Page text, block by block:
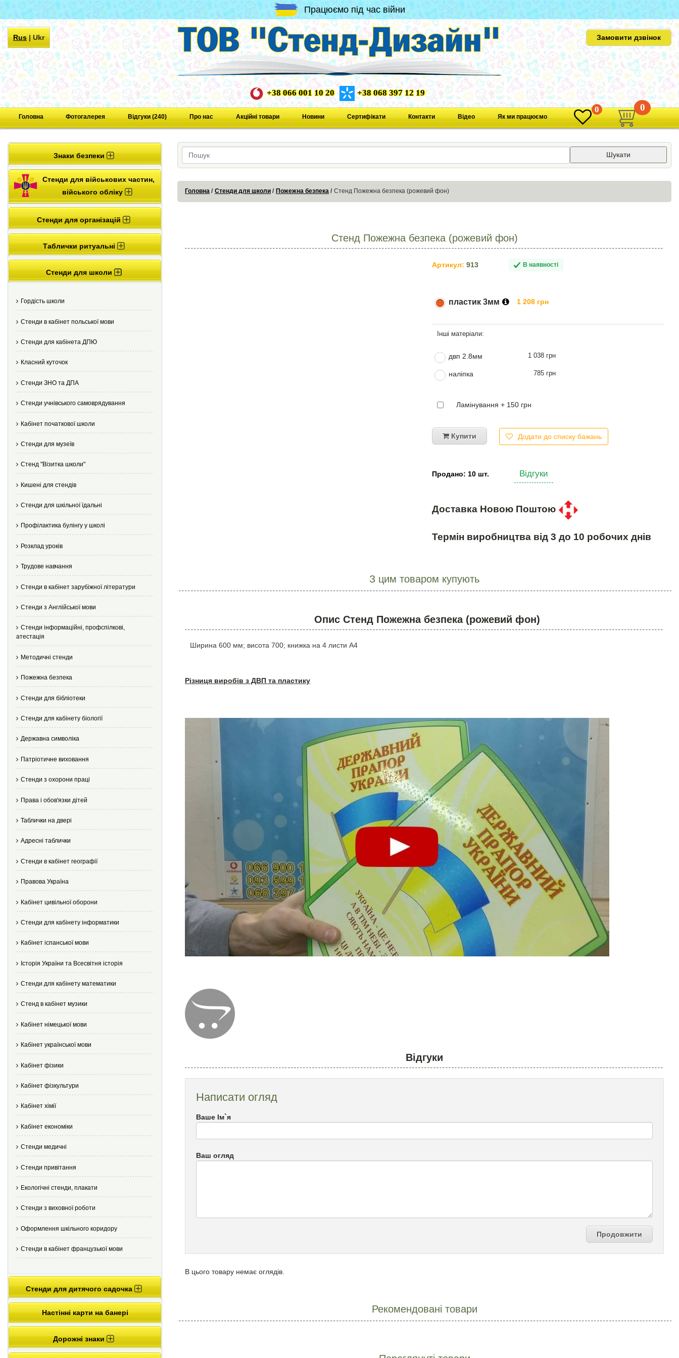
Працюємо під час війни
Rus|Ukr Замовити дзвінок
+38 066 001 10 20 +38 068 397 12 19
Головна Фотогалерея Відгуки (240) Про нас Акційні товари Новини Сертифікати Контакти Відео Як ми працюємо
0 0
Знаки безпеки
Стенди для військових частин,
війського обліку
Стенди для організацій
Таблички ритуальні
Стенди для школи
Гордість школи
Стенди в кабінет польської мови
Стенди для кабінета ДПЮ
Класний куточок
Стенди ЗНО та ДПА
Стенди учнівського самоврядування
Кабінет початкової школи
Стенди для музеїв
Стенд "Візитка школи"
Кишені для стендів
Стенди для шкільної їдальні
Профілактика булінгу у школі
Розклад уроків
Трудове навчання
Стенди в кабінет зарубіжної літератури
Стенди з Англійської мови
Стенди інформаційні, профспілкові,
атестація
Методичні стенди
Пожежна безпека
Стенди для бібліотеки
Стенди для кабінету біології
Державна символіка
Патріотичне виховання
Стенди з охорони праці
Права і обов'язки дітей
Таблички на двері
Адресні таблички
Стенди в кабінет географії
Правова Україна
Кабінет цивільної оборони
Стенди для кабінету інформатики
Кабінет іспанської мови
Історія України та Всесвітня історія
Стенди для кабінету математики
Стенд в кабінет музики
Кабінет німецької мови
Кабінет української мови
Кабінет фізики
Кабінет фізкультури
Кабінет хімії
Кабінет економіки
Стенди медичні
Стенди привітання
Екологічні стенди, плакати
Стенди з виховної роботи
Оформлення шкільного коридору
Стенди в кабінет французької мови
Стенди для дитячого садочка
Настінні карти на банері
Дорожні знаки
Шукати
Головна Стенди для школи Пожежна безпека Стенд Пожежна безпека (рожевий фон)
Стенд Пожежна безпека (рожевий фон)
Артикул: 913 В наявності
пластик 3мм 1 208 грн
двп 2.8мм 1 038 грн
наліпка 785 грн
Ламінування + 150 грн
Купити Додати до списку бажань
Продано: 10 шт. Відгуки
Доставка Новою Поштою
Термін виробництва від 3 до 10 робочих днів
З цим товаром купують
Опис Стенд Пожежна безпека (рожевий фон)
Ширина 600 мм; висота 700; книжка на 4 листи А4
Різниця виробів з ДВП та пластику
Відгуки
Написати огляд
Ваше Ім`я
Ваш огляд
Продовжити
В цього товару немає оглядів.
Рекомендовані товари